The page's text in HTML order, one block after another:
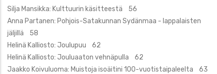
Silja Mansikka: Kulttuurin käsitteestä 56
Anna Partanen: Pohjois-Satakunnan Sydänmaa - lappalaisten
jäljillä 58
Helinä Kalliosto: Joulupuu 62
Helinä Kalliosto: Jouluaaton vehnäpulla 62
Jaakko Koivuluoma: Muistoja isoäitini 100-vuotistaipaleelta 63